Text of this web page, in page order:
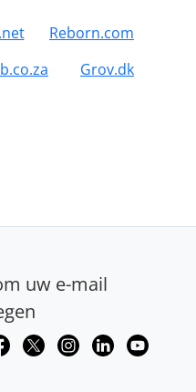
Reborn.com
Grov.dk
uw e-mail